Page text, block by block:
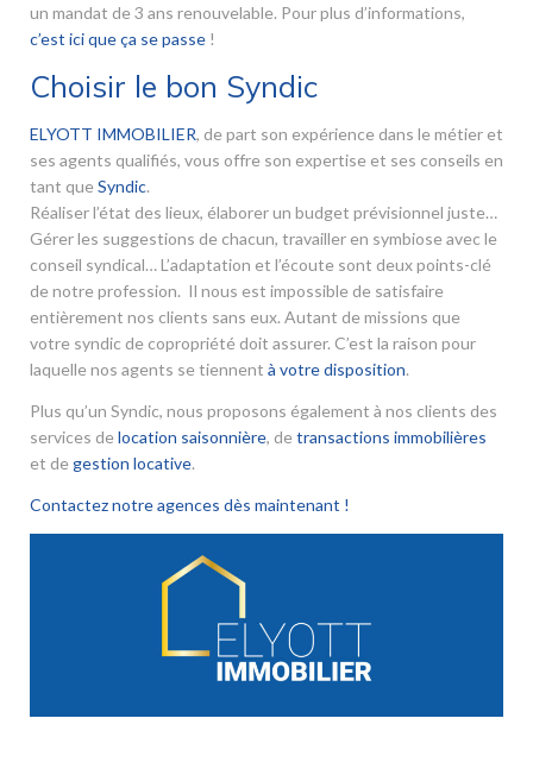
un mandat de 3 ans renouvelable. Pour plus d’informations,
c’est ici que ça se passe !
Choisir le bon Syndic
ELYOTT IMMOBILIER, de part son expérience dans le métier et
ses agents qualifiés, vous offre son expertise et ses conseils en
tant que Syndic.
Réaliser l’état des lieux, élaborer un budget prévisionnel juste…
Gérer les suggestions de chacun, travailler en symbiose avec le
conseil syndical… L’adaptation et l’écoute sont deux points-clé
de notre profession. Il nous est impossible de satisfaire
entièrement nos clients sans eux. Autant de missions que
votre syndic de copropriété doit assurer. C’est la raison pour
laquelle nos agents se tiennent à votre disposition.
Plus qu’un Syndic, nous proposons également à nos clients des
services de location saisonnière, de transactions immobilières
et de gestion locative.
Contactez notre agences dès maintenant !